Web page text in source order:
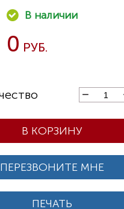
0
В КОРЗИНУ
ПЕРЕЗВОНИТЕ МНЕ
ПЕЧАТЬ